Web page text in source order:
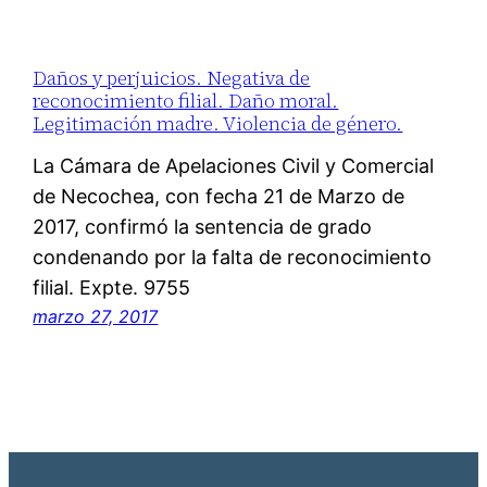
Daños y perjuicios. Negativa de
reconocimiento filial. Daño moral.
Legitimación madre. Violencia de género.
La Cámara de Apelaciones Civil y Comercial
de Necochea, con fecha 21 de Marzo de
2017, confirmó la sentencia de grado
condenando por la falta de reconocimiento
filial. Expte. 9755
marzo 27, 2017